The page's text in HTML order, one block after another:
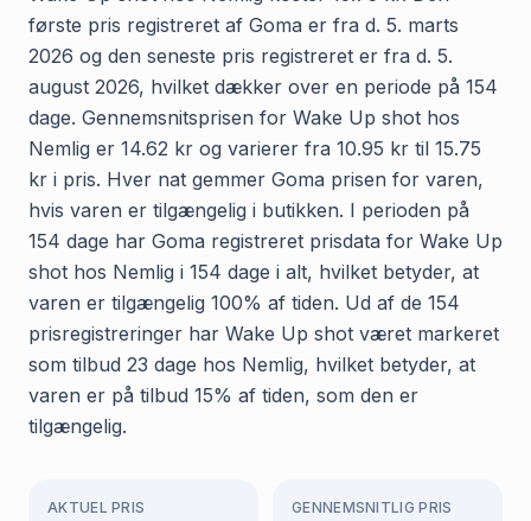
første pris registreret af Goma er fra d. 5. marts
2026 og den seneste pris registreret er fra d. 5.
august 2026, hvilket dækker over en periode på 154
dage. Gennemsnitsprisen for Wake Up shot hos
Nemlig er 14.62 kr og varierer fra 10.95 kr til 15.75
kr i pris. Hver nat gemmer Goma prisen for varen,
hvis varen er tilgængelig i butikken. I perioden på
154 dage har Goma registreret prisdata for Wake Up
shot hos Nemlig i 154 dage i alt, hvilket betyder, at
varen er tilgængelig 100% af tiden. Ud af de 154
prisregistreringer har Wake Up shot været markeret
som tilbud 23 dage hos Nemlig, hvilket betyder, at
varen er på tilbud 15% af tiden, som den er
tilgængelig.
AKTUEL PRIS GENNEMSNITLIG PRIS